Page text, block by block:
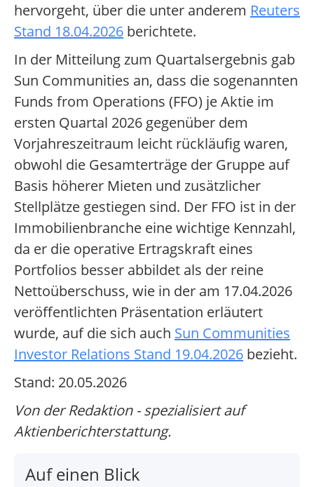
hervorgeht, über die unter anderem Reuters
Stand 18.04.2026 berichtete.
In der Mitteilung zum Quartalsergebnis gab
Sun Communities an, dass die sogenannten
Funds from Operations (FFO) je Aktie im
ersten Quartal 2026 gegenüber dem
Vorjahreszeitraum leicht rückläufig waren,
obwohl die Gesamterträge der Gruppe auf
Basis höherer Mieten und zusätzlicher
Stellplätze gestiegen sind. Der FFO ist in der
Immobilienbranche eine wichtige Kennzahl,
da er die operative Ertragskraft eines
Portfolios besser abbildet als der reine
Nettoüberschuss, wie in der am 17.04.2026
veröffentlichten Präsentation erläutert
wurde, auf die sich auch Sun Communities
Investor Relations Stand 19.04.2026 bezieht.
Stand: 20.05.2026
Von der Redaktion - spezialisiert auf
Aktienberichterstattung.
Auf einen Blick